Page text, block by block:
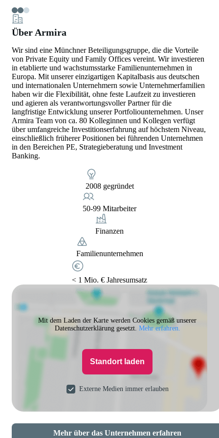
Über Armira
Wir sind eine Münchner Beteiligungsgruppe, die die Vorteile
von Private Equity und Family Offices vereint. Wir investieren
in etablierte und wachstumsstarke Familienunternehmen in
Europa. Mit unserer einzigartigen Kapitalbasis aus deutschen
und internationalen Unternehmern sowie Unternehmerfamilien
haben wir die Flexibilität, ohne feste Laufzeit zu investieren
und agieren als verantwortungsvoller Partner für die
langfristige Entwicklung unserer Portfoliounternehmen. Unser
Armira Team von ca. 80 Kolleginnen und Kollegen verfügt
über umfangreiche Investitionserfahrung auf höchstem Niveau,
einschließlich früherer Positionen bei führenden Unternehmen
in den Bereichen PE, Strategieberatung und Investment
Banking.
2008 gegründet
50-99 Mitarbeiter
Finanzen
Familienunternehmen
< 1 Mio. € Jahresumsatz
Mit dem Laden der Karte werden Cookies gemäß unserer
Datenschutzerklärung gesetzt. Mehr erfahren.
Standort laden
Externe Medien immer erlauben
Mehr über das Unternehmen erfahren